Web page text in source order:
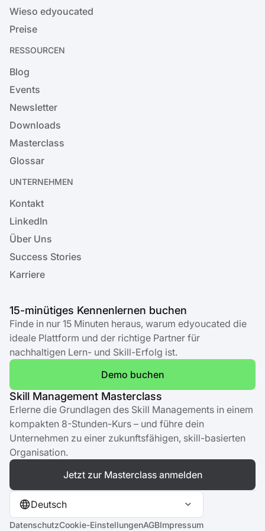
15-minütiges Kennenlernen buchen
Finde in nur 15 Minuten heraus, warum edyoucated die
ideale Plattform und der richtige Partner für
nachhaltigen Lern- und Skill-Erfolg ist.
Demo buchen
Skill Management Masterclass
Erlerne die Grundlagen des Skill Managements in einem
kompakten 8-Stunden-Kurs – und führe dein
Unternehmen zu einer zukunftsfähigen, skill-basierten
Organisation.
Jetzt zur Masterclass anmelden
Wieso edyoucated
Preise
RESSOURCEN
Blog
Events
Newsletter
Downloads
Masterclass
Glossar
UNTERNEHMEN
Kontakt
LinkedIn
Über Uns
Success Stories
Karriere
Deutsch
DatenschutzCookie-EinstellungenAGBImpressum